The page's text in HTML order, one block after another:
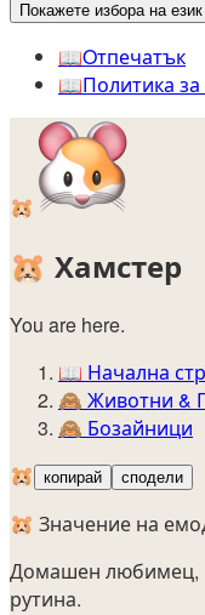
Покажете избора на език
📖️Oтпечатък
📖️Политика
🐹
🐹 Хамстер
You are here.
📖 Начална
🙈️ Животни &
🙈 Бозайници
🐹
копирай сподели
🐹 Значение на
Домашен любимец,
рутина.